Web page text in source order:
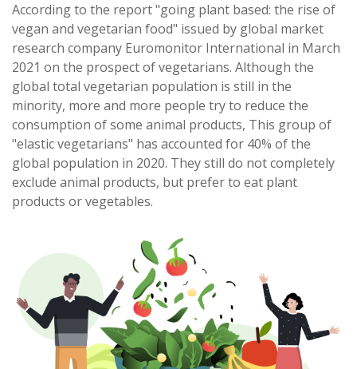
According to the report "going plant based: the rise of
vegan and vegetarian food" issued by global market
research company Euromonitor International in March
2021 on the prospect of vegetarians. Although the
global total vegetarian population is still in the
minority, more and more people try to reduce the
consumption of some animal products, This group of
"elastic vegetarians" has accounted for 40% of the
global population in 2020. They still do not completely
exclude animal products, but prefer to eat plant
products or vegetables.